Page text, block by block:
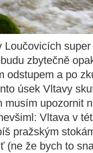
Loučovicích
zbytečně
odstupem a po
úsek Vltavy
musím upozornit
Vltava v
pražským
(ne že bych to